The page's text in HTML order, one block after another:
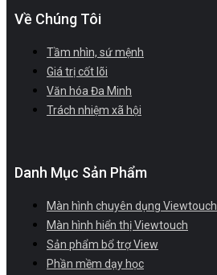
Về Chúng Tôi
Tầm nhìn, sứ mệnh
Giá trị cốt lõi
Văn hóa Đa Minh
Trách nhiệm xã hội
Danh Mục Sản Phẩm
Màn hình chuyên dụng Viewtouch
Màn hình hiển thị Viewtouch
Sản phẩm bổ trợ View
Phần mềm dạy học